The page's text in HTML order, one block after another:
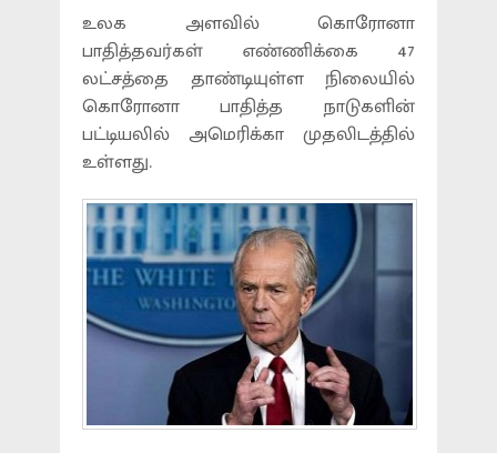
உலக அளவில் கொரோனா
பாதித்தவர்கள் எண்ணிக்கை 47
லட்சத்தை தாண்டியுள்ள நிலையில்
கொரோனா பாதித்த நாடுகளின்
பட்டியலில் அமெரிக்கா முதலிடத்தில்
உள்ளது.